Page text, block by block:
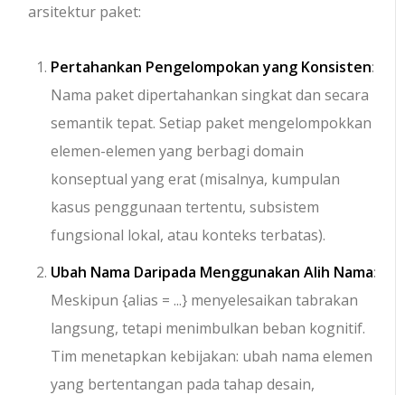
arsitektur paket:
Pertahankan Pengelompokan yang Konsisten:
Nama paket dipertahankan singkat dan secara
semantik tepat. Setiap paket mengelompokkan
elemen-elemen yang berbagi domain
konseptual yang erat (misalnya, kumpulan
kasus penggunaan tertentu, subsistem
fungsional lokal, atau konteks terbatas).
Ubah Nama Daripada Menggunakan Alih Nama:
Meskipun{alias = ...} menyelesaikan tabrakan
langsung, tetapi menimbulkan beban kognitif.
Tim menetapkan kebijakan: ubah nama elemen
yang bertentangan pada tahap desain,